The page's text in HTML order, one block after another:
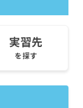
実習先
を探す